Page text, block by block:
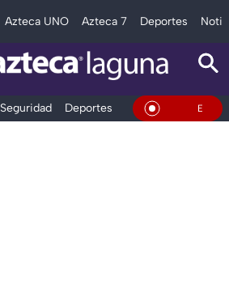
Azteca UNO Azteca 7 Deportes
Seguridad Deportes Entretenimiento
En Vivo